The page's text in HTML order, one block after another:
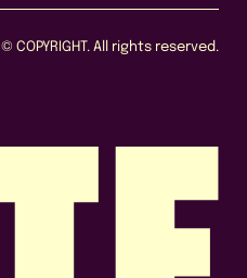
© COPYRIGHT. All rights reserved.